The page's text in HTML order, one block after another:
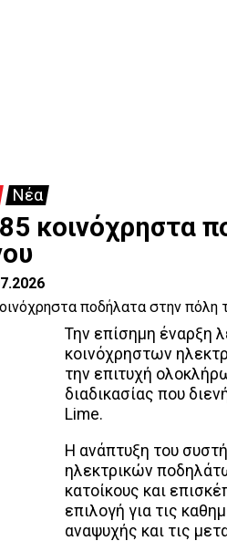
Νέα
κοινόχρηστα
Την επίσημη έναρξη
κοινόχρηστων
την επιτυχή
διαδικασίας που
Lime.
Η ανάπτυξη του
ηλεκτρικών
κατοίκους και
επιλογή για τις
αναψυχής και τις